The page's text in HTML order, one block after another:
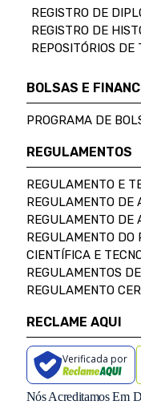
REGISTRO DE
REGISTRO DE
REPOSITÓRIOS DE
BOLSAS E
PROGRAMA DE
REGULAMENTOS
REGULAMENTO E
REGULAMENTO DE
REGULAMENTO DE
REGULAMENTO DO
CIENTÍFICA E
REGULAMENTOS
REGULAMENTO
RECLAME AQUI
Verificada por
Nós Acreditamos Em